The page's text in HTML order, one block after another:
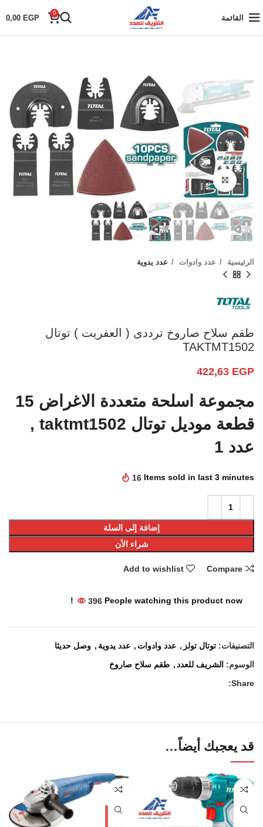
القائمة
0
0,00 EGP
Click to enlarge
الرئيسية عدد وادوات عدد يدوية
طقم سلاح صاروخ ترددى ( العفريت ) توتال
TAKTMT1502
422,63 EGP
مجموعة اسلحة متعددة الاغراض 15
قطعة موديل توتال taktmt1502 ,
عدد 1
16 Items sold in last 3 minutes
إضافة إلى السلة
شراء الأن
Compare
Add to wishlist
396 People watching this product now!
التصنيفات: توتال تولز , عدد وادوات , عدد يدوية , وصل حديثا
الوسوم: الشريف للعدد, طقم سلاح صاروخ
Share:
قد يعجبك أيضاً…